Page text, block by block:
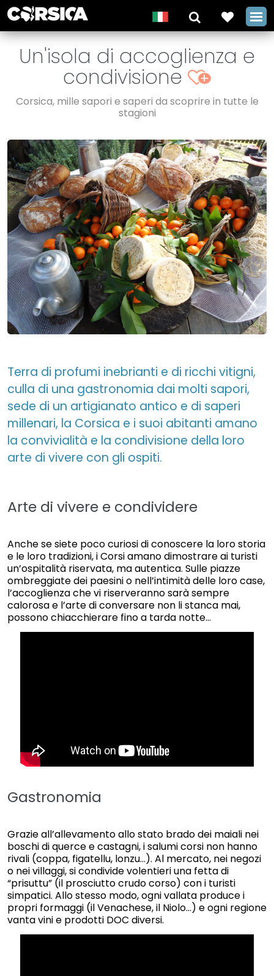
Un'isola di accoglienza e
condivisione +
Corsica, mille sapori e saperi da scoprire in tutte le
stagioni
Terra di profumi inebrianti e di ricchi vitigni,
culla di una gastronomia dai molti sapori,
sede di un artigianato antico e di saperi
millenari, la Corsica e i suoi abitanti amano
la convivialità e la condivisione della loro
arte di vivere con gli ospiti.
Arte di vivere e condividere
Anche se siete poco curiosi di conoscere la loro storia
e le loro tradizioni, i Corsi amano dimostrare ai turisti
un’ospitalità riservata, ma autentica. Sulle piazze
ombreggiate dei paesini o nell’intimità delle loro case,
l’accoglienza che vi riserveranno sarà sempre
calorosa e l’arte di conversare non li stanca mai,
possono chiacchierare fino a tarda notte…
Gastronomia
Grazie all’allevamento allo stato brado dei maiali nei
boschi di querce e castagni, i salumi corsi non hanno
rivali (coppa, figatellu, lonzu…). Al mercato, nei negozi
o nei villaggi, si condivide volentieri una fetta di
“prisuttu” (il prosciutto crudo corso) con i turisti
simpatici. Allo stesso modo, ogni vallata produce i
propri formaggi (il Venachese, il Niolo…) e ogni regione
vanta vini e prodotti DOC diversi.